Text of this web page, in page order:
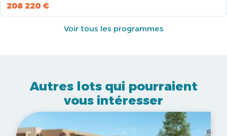
208 220 €
Voir tous les programmes
Autres lots qui pourraient
vous intéresser